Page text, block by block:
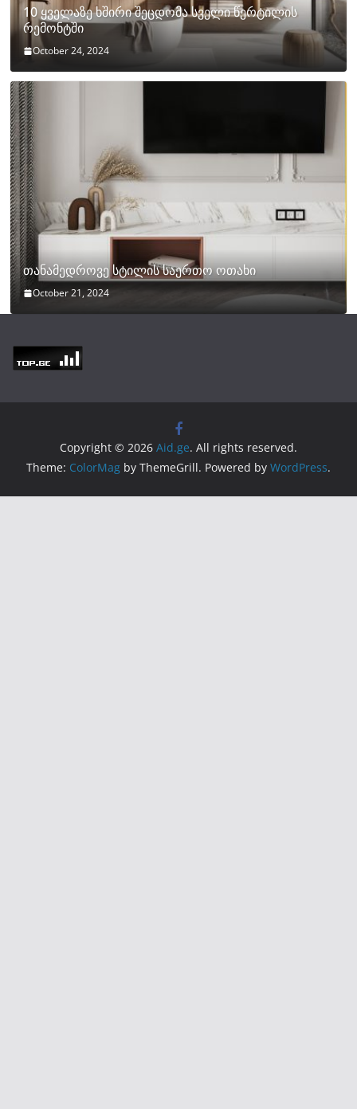
10 ყველაზე ხშირი შეცდომა სველი წერტილის
რემონტში
October 24, 2024
თანამედროვე სტილის საერთო ოთახი
October 21, 2024
Copyright © 2026 Aid.ge. All rights reserved.
Theme: ColorMag by ThemeGrill. Powered by WordPress.